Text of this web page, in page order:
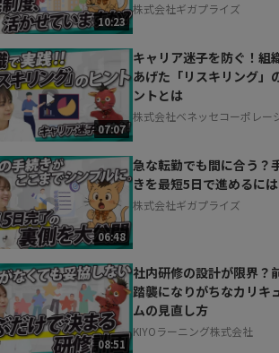
30秒でお申し込み可能
相談を希望する 無料
10:23
株式会社ギガプライズ
07:07
キャリア迷子を防ぐ！組
あげた「リスキリング」
ントとは
株式会社ベネッセコーポレー
06:48
急な転勤でも間に合う？
きを最短5日で進めるには
株式会社ギガプライズ
08:51
社内研修の設計が限界？
踏襲になりがちなカリキ
ムの見直し方
KIYOラーニング株式会社